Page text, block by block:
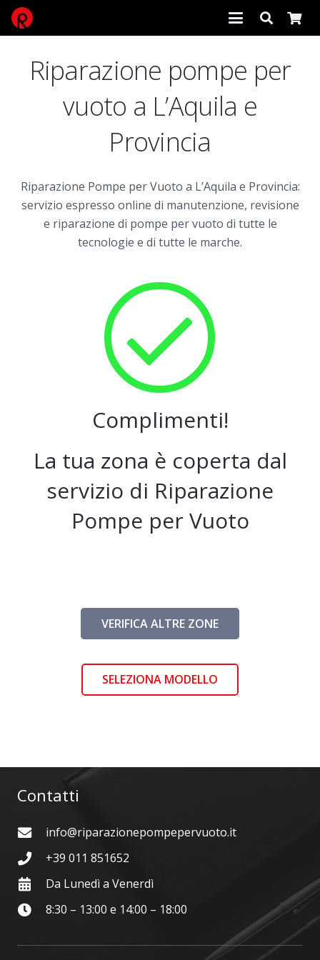
Riparazione pompe per
vuoto a L’Aquila e
Provincia
Riparazione Pompe per Vuoto a L’Aquila e Provincia:
servizio espresso online di manutenzione, revisione
e riparazione di pompe per vuoto di tutte le
tecnologie e di tutte le marche.
Complimenti!
La tua zona è coperta dal
servizio di Riparazione
Pompe per Vuoto
VERIFICA ALTRE ZONE
SELEZIONA MODELLO
Contatti
info@riparazionepompepervuoto.it
+39 011 851652
Da Lunedì a Venerdì
8:30 – 13:00 e 14:00 – 18:00